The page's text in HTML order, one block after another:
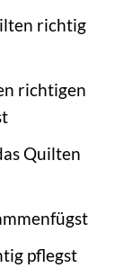
richtig
richtigen
Quilten
pflegst